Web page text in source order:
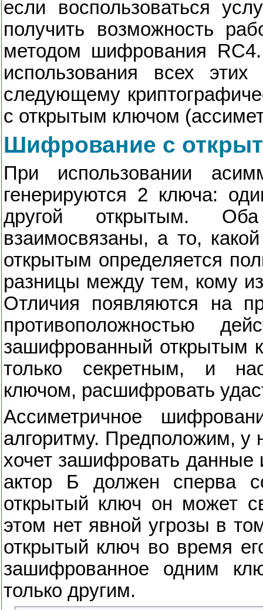
если воспользоваться
получить возможность
методом шифрования RC
использования всех
следующему
с открытым ключом
Шифрование с
При использовании
генерируются 2 ключа:
другой открытым.
взаимосвязаны, а то,
открытым определяется
разницы между тем, кому
Отличия появляются на
противоположностью
зашифрованный открытым
только секретным, и
ключом, расшифровать
Ассиметричное
алгоритму. Предположим, у
хочет зашифровать данные
актор Б должен сперва
открытый ключ он может
этом нет явной угрозы в
открытый ключ во время
зашифрованное одним
только другим.